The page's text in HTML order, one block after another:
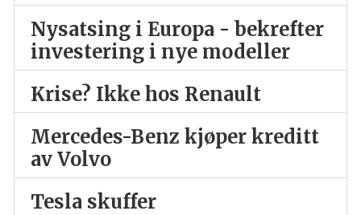
Nysatsing i Europa - bekrefter
investering i nye modeller
Krise? Ikke hos Renault
Mercedes-Benz kjøper kreditt
av Volvo
Tesla skuffer